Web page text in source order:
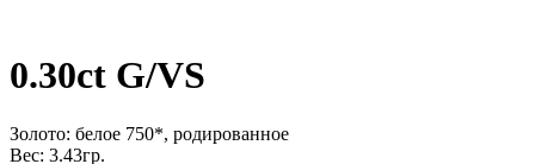
0.30ct G/VS
Золото: белое 750*, родированное
Вес: 3.43гр.